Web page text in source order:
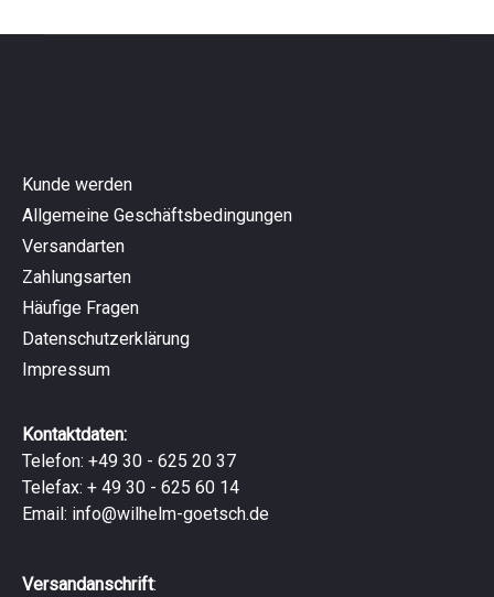
Kunde werden
Allgemeine Geschäftsbedingungen
Versandarten
Zahlungsarten
Häufige Fragen
Datenschutzerklärung
Impressum
Kontaktdaten:
Telefon: +49 30 - 625 20 37
Telefax: + 49 30 - 625 60 14
Email: info@wilhelm-goetsch.de
Versandanschrift: